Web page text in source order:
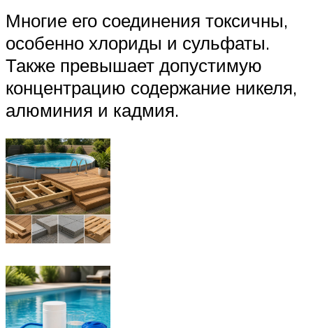
Многие его соединения токсичны,
особенно хлориды и сульфаты.
Также превышает допустимую
концентрацию содержание никеля,
алюминия и кадмия.